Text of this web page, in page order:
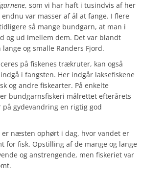
, som vi har haft i tusindvis af her
var masser af ål at fange. I flere
så mange bundgarn, at man i
og ud imellem dem. Det var blandt
og smalle Randers Fjord.
på fiskenes trækruter, kan også
i fangsten. Her indgår laksefiskene
og andre fiskearter. På enkelte
bundgarnsfiskeri målrettet efterårets
gydevandring en rigtig god
næsten ophørt i dag, hvor vandet er
for fisk. Opstilling af de mange og lange
og anstrengende, men fiskeriet var